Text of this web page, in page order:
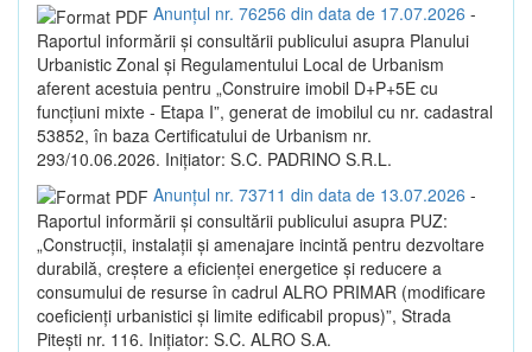
Anunțul nr. 76256 din data de 17.07.2026 -
Raportul informării și consultării publicului asupra Planului
Urbanistic Zonal și Regulamentului Local de Urbanism
aferent acestuia pentru „Construire imobil D+P+5E cu
funcțiuni mixte - Etapa I”, generat de imobilul cu nr. cadastral
53852, în baza Certificatului de Urbanism nr.
293/10.06.2026. Inițiator: S.C. PADRINO S.R.L.
Anunțul nr. 73711 din data de 13.07.2026 -
Raportul informării și consultării publicului asupra PUZ:
„Construcții, instalații și amenajare incintă pentru dezvoltare
durabilă, creștere a eficienței energetice și reducere a
consumului de resurse în cadrul ALRO PRIMAR (modificare
coeficienți urbanistici și limite edificabil propus)”, Strada
Pitești nr. 116. Inițiator: S.C. ALRO S.A.